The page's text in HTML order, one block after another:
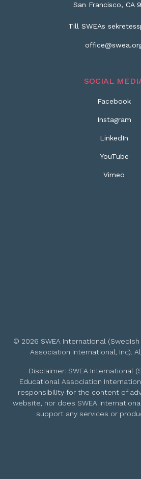
San Francisco, CA
Till SWEAs
SOCIAL
Facebook
Instagram
LinkedIn
YouTube
Vimeo
© 2026 SWEA International (Swedish
Association International, Inc).
Disclaimer: SWEA International
Educational Association
responsibility for the content of
website, nor does SWEA
support any services or